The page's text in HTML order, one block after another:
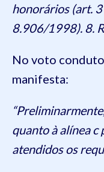
honorários (art.
8.906/1998). 8.
No voto
manifesta:
quanto à alínea c
atendidos os